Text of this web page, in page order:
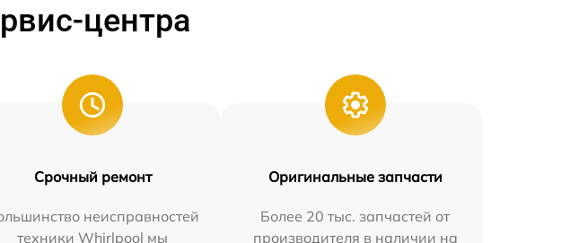
центра
Срочный ремонт
неисправностей
техники Whirlpool мы
Оригинальные запчасти
Более 20 тыс. запчастей от
производителя в наличии на